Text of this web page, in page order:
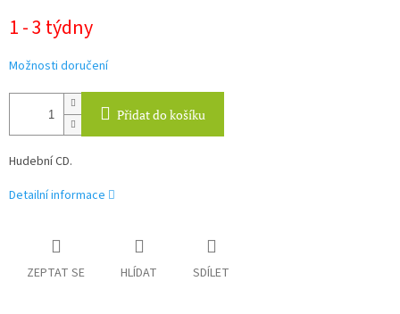
cena:
1 - 3 týdny
Možnosti doručení
Přidat do košíku
Hudební CD.
Detailní informace
ZEPTAT SE HLÍDAT SDÍLET